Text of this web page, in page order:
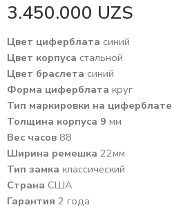
3.450.000 UZS
Цвет циферблата синий
Цвет корпуса стальной
Цвет браслета синий
Форма циферблата круг
Тип маркировки на циферблате
Толщина корпуса 9 мм
Вес часов 88
Ширина ремешка 22мм
Тип замка классический
Страна США
Гарантия 2 года